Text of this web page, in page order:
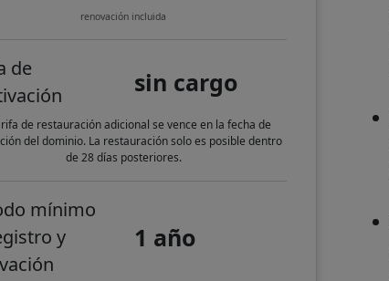
renovación incluida
de
sin cargo
de restauración adicional se vence en la fecha de
del dominio. La restauración solo es posible dentro
de 28 días posteriores.
mínimo
y
1 año